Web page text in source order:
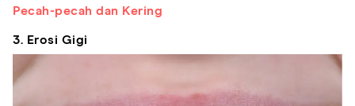
Pecah-pecah dan Kering
3. Erosi Gigi